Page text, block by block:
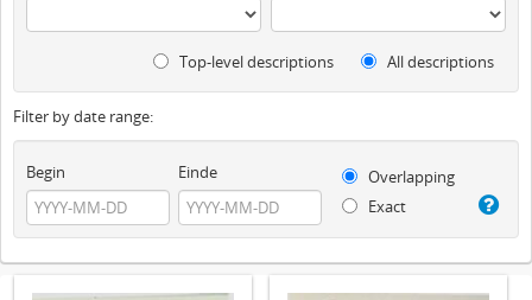
Top-level descriptions All descriptions
Filter by date range:
Begin Einde
Overlapping
Exact